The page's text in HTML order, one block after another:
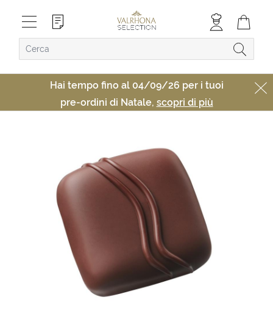
Hai tempo fino al 04/09/26 per i tuoi
pre-ordini di Natale, scopri di più